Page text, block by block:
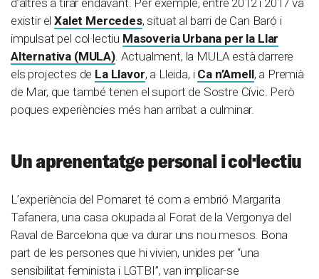
d’altres a tirar endavant. Per exemple, entre 2012 i 2017 va
existir elXalet Mercedes, situat al barri de Can Baró i
impulsat pel col·lectiu Masoveria Urbana per la Llar
Alternativa (MULA). Actualment, la MULA està darrere
els projectes de La Llavor, a Lleida, i Ca n’Amell, a Premià
de Mar, que també tenen el suport de Sostre Cívic. Però
poques experiències més han arribat a culminar.
Un aprenentatge personal i col·lectiu
L’experiència del Pomaret té com a embrió Margarita
Tafanera, una casa okupada al Forat de la Vergonya del
Raval de Barcelona que va durar uns nou mesos. Bona
part de les persones que hi vivien, unides per “una
sensibilitat feminista i LGTBI”, van implicar-se